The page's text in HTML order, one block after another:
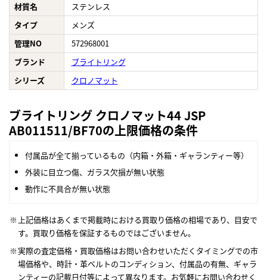
材質名
ステンレス
タイプ
メンズ
管理NO
572968001
ブランド
ブライトリング
シリーズ
クロノマット
ブライトリング クロノマット44 JSP
AB011511/BF70の上限価格の条件
付属品が全て揃っているもの（内箱・外箱・ギャランティー等）
外装に目立つ傷、ガラス欠損が無い状態
動作に不具合が無い状態
上記価格はあくまで掲載時における買取り価格の相場であり、目安で
す。買取り価格を保証するものではございません。
実際の査定価格・買取価格はお問い合わせいただくタイミングでの市
場価格や、時計・革ベルトのコンディション、付属品の有無、ギャラ
ンティーの記載日付等によって異なります。お気軽にお問い合わせく